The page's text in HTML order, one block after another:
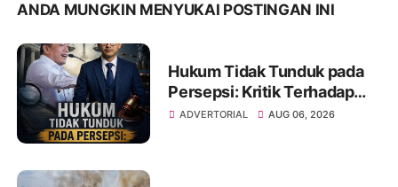
ANDA MUNGKIN MENYUKAI POSTINGAN INI
Hukum Tidak Tunduk pada
Persepsi: Kritik Terhadap
Monopoli Kebenaran oleh
ADVERTORIAL AUG 06, 2026